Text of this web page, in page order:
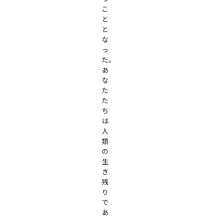
こ
と
と
な
っ
た。
あ
な
た
た
ち
は
人
類
の
生
き
残
り
で
あ